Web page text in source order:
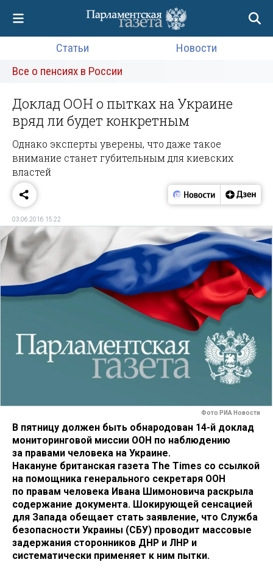
Статьи
Новости
Все о пенсиях в России
Доклад ООН о пытках на Украине
вряд ли будет конкретным
Однако эксперты уверены, что даже такое
внимание станет губительным для киевских
властей
03.06.2016 15:22
Фото РИА Новости
В пятницу должен быть обнародован 14-й доклад
мониторинговой миссии ООН по наблюдению
за правами человека на Украине.
Накануне британская газета The Times со ссылкой
на помощника генерального секретаря ООН
по правам человека Ивана Шимоновича раскрыла
содержание документа. Шокирующей сенсацией
для Запада обещает стать заявление, что Служба
безопасности Украины (СБУ) проводит массовые
задержания сторонников ДНР и ЛНР и
систематически применяет к ним пытки.